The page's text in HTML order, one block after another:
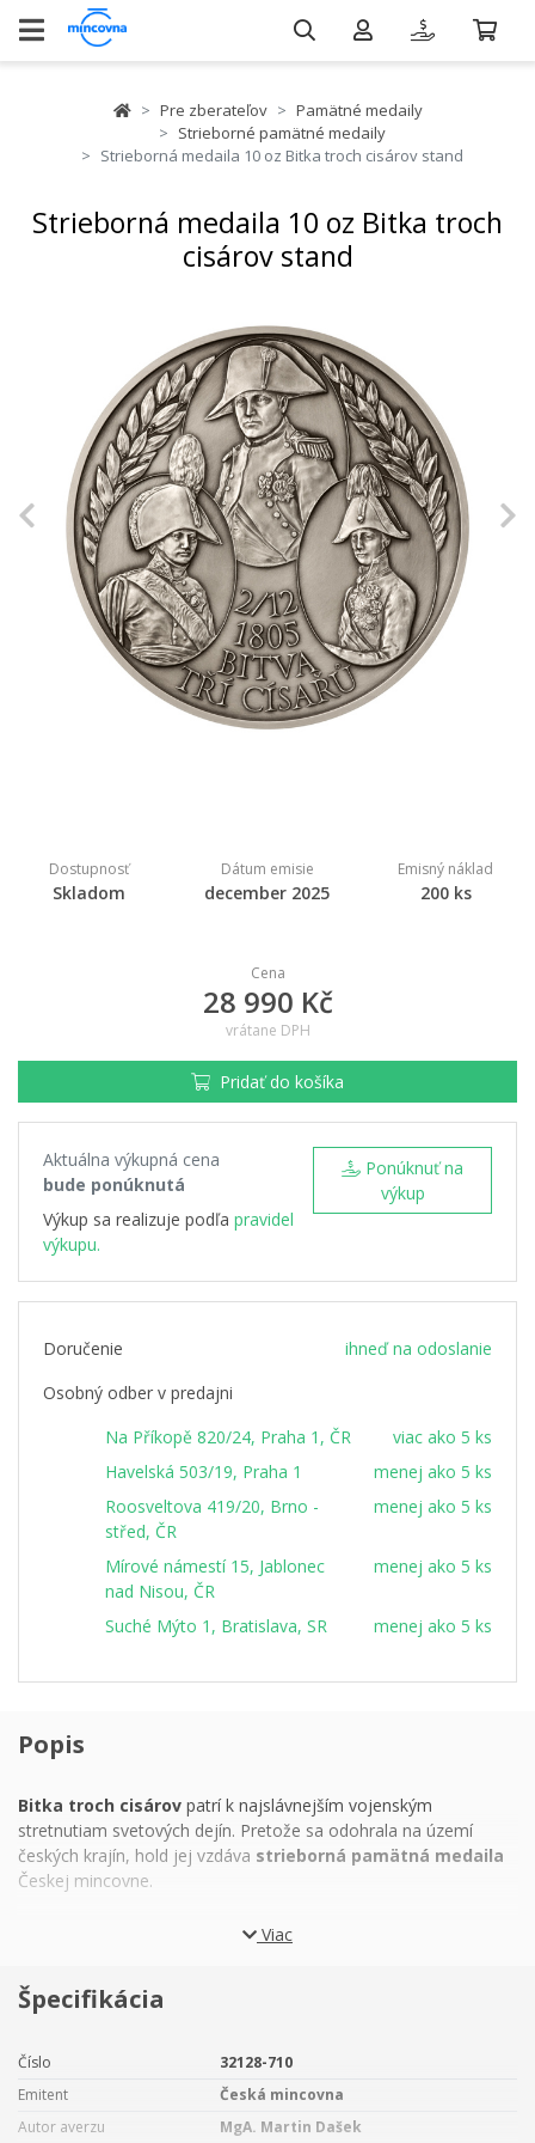
Pre zberateľov
Pamätné medaily
Strieborné pamätné medaily
Strieborná medaila 10 oz Bitka troch cisárov stand
Strieborná medaila 10 oz Bitka troch
cisárov stand
Previous
Dostupnosť
Skladom
Dátum emisie
december 2025
Emisný náklad
200 ks
Cena
28 990 Kč
vrátane DPH
Pridať do košíka
Aktuálna výkupná cena
bude ponúknutá
Výkup sa realizuje podľa pravidel
výkupu.
výkup
Doručenie
ihneď na odoslanie
Osobný odber v predajni
Na Příkopě 820/24, Praha 1, ČR
viac ako 5 ks
Havelská 503/19, Praha 1
menej ako 5 ks
Roosveltova 419/20, Brno -
střed, ČR
menej ako 5 ks
Mírové námestí 15, Jablonec
nad Nisou, ČR
menej ako 5 ks
Suché Mýto 1, Bratislava, SR menej ako 5 ks
Popis
Bitka troch cisárov patrí k najslávnejším vojenským
stretnutiam svetových dejín. Pretože sa odohrala na území
českých krajín, hold jej vzdáva strieborná pamätná medaila
Českej mincovne.
sníval o ovládnutí sveta. Pre rok 1805
naplánoval vojnové ťaženie, ktoré sa malo skončiť dobytím
Rakúsko a Rusko,
Viedeň bola obsadená, vojská ‍rakúsko-ruskej koalície
zdecimované a zostávajúce jednotky ustúpili na
ešte pred príchodom zimy malo dôjsť k rozhodujúcemu stretu…
Dňa 2. decembra 1805 pole za obcouSlavkov
Viac
Špecifikácia
Číslo
32128-710
Emitent
Česká mincovna
Autor averzu
MgA. Martin Dašek